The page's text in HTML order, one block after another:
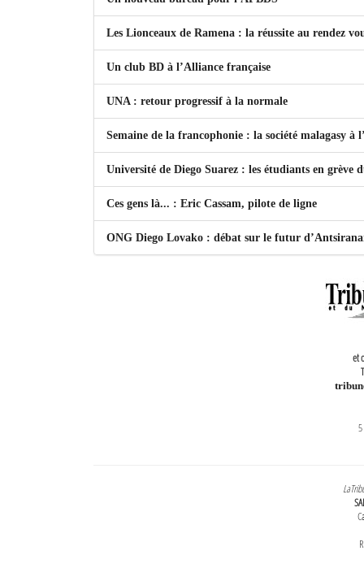
Les Lionceaux de Ramena : la réussite au rendez
Un club BD à l’Alliance française
UNA : retour progressif à la normale
Semaine de la francophonie : la société malagasy à
Université de Diego Suarez : les étudiants en grève
Ces gens là... : Eric Cassam, pilote de ligne
ONG Diego Lovako : débat sur le futur
et